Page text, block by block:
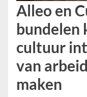
Alleo en
bundelen
cultuur
van
maken